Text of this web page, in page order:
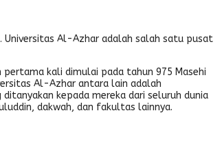
Universitas Al-Azhar adalah salah satu pusat
kali dimulai pada tahun 975 Masehi
Al-Azhar antara lain adalah
kepada mereka dari seluruh dunia
dakwah, dan fakultas lainnya.